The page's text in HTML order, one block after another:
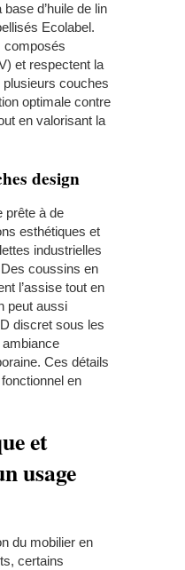
d’huile de lin
Ecolabel.
composés
et respectent la
plusieurs couches
optimale contre
en valorisant la
design
prête à de
esthétiques et
industrielles
coussins en
l’assise tout en
peut aussi
discret sous les
Ces détails
en
et
usage
du mobilier en
certains